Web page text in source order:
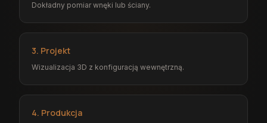
Dokładny pomiar wnęki lub ściany.
3. Projekt
Wizualizacja 3D z konfiguracją wewnętrzną.
4. Produkcja